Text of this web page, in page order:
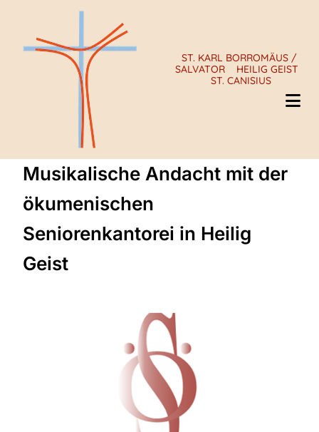
ST. KARL BORROMÄUS /
SALVATOR
HEILIG GEIST
ST. CANISIUS
Musikalische Andacht mit der
ökumenischen
Seniorenkantorei in Heilig
Geist